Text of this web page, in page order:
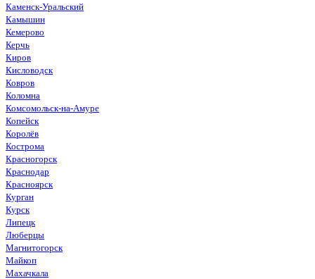
Каменск-Уральский
Камышин
Кемерово
Керчь
Киров
Кисловодск
Ковров
Коломна
Комсомольск-на-Амуре
Копейск
Королёв
Кострома
Красногорск
Краснодар
Красноярск
Курган
Курск
Липецк
Люберцы
Магнитогорск
Майкоп
Махачкала